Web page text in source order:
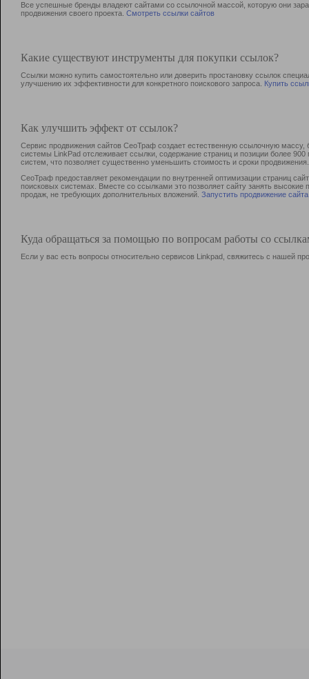
Все успешные бренды владеют сайтами со ссылочной массой, которую они
продвижения своего проекта. Смотреть ссылки сайтов
Какие существуют инструменты для покупки ссылок?
Ссылки можно купить самостоятельно или доверить простановку ссылок
улучшению их эффективности для конкретного поискового запроса. Купить
Как улучшить эффект от ссылок?
Сервис продвижения сайтов СеоТраф создает естественную ссылочную
системы LinkPad отслеживает ссылки, содержание страниц и позиции более
систем, что позволяет существенно уменьшить стоимость и сроки продвижения.
СеоТраф предоставляет рекомендации по внутренней оптимизации страниц
поисковых системах. Вместе со ссылками это позволяет сайту занять
продаж, не требующих дополнительных вложений. Запустить продвижение сайта
Куда обращаться за помощью по вопросам работы со
Если у вас есть вопросы относительно сервисов Linkpad, свяжитесь с нашей